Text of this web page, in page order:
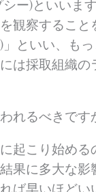
ー)といいま
観察すること
といい、も
は採取組織の
れるべきです
起こり始める
果に多大な影